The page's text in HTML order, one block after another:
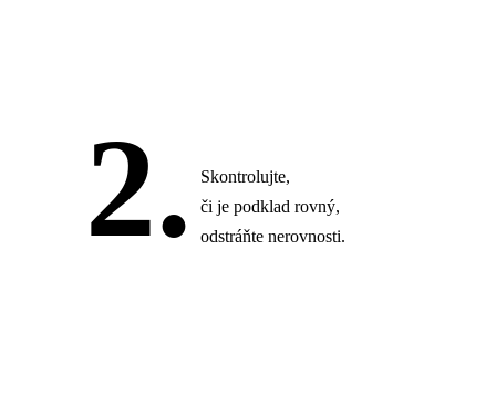
2.
Skontrolujte,
či je podklad rovný,
odstráňte nerovnosti.